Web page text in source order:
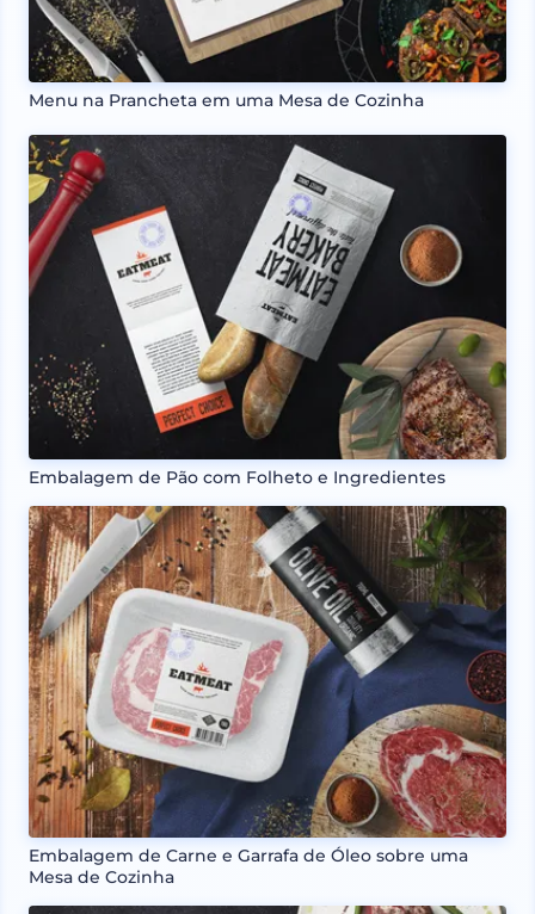
Menu na Prancheta em uma Mesa de Cozinha
Embalagem de Pão com Folheto e Ingredientes
Embalagem de Carne e Garrafa de Óleo sobre uma
Mesa de Cozinha